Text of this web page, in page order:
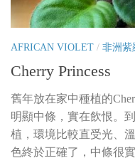
AFRICAN VIOLET / 非洲紫
Cherry Princess
舊年放在家中種植的
明顯中條，實在飲恨。
植，環境比較直受光、
色終於正確了，中條很